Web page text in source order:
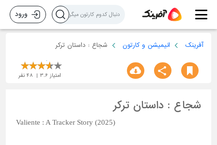
ورود
آفرینک انیمیشن و کارتون شجاع : داستان ترکر
امتیاز 3.6
48 نفر
شجاع : داستان ترکر
Valiente : A Tracker Story (2025)